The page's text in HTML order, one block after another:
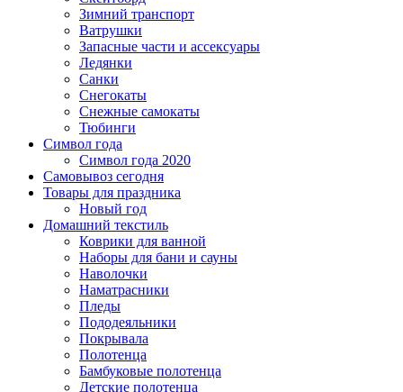
Зимний транспорт
Ватрушки
Запасные части и ассексуары
Ледянки
Санки
Снегокаты
Снежные самокаты
Тюбинги
Символ года
Символ года 2020
Самовывоз сегодня
Товары для праздника
Новый год
Домашний текстиль
Коврики для ванной
Наборы для бани и сауны
Наволочки
Наматрасники
Пледы
Пододеяльники
Покрывала
Полотенца
Бамбуковые полотенца
Детские полотенца